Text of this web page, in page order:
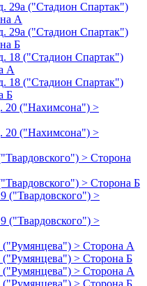
29а ("Стадион Спартак")
А
29а ("Стадион Спартак")
Б
18 ("Стадион Спартак")
А
18 ("Стадион Спартак")
Б
20 ("Нахимсона") >
20 ("Нахимсона") >
> Сторона
> Сторона Б
("Твардовского") >
("Твардовского") >
> Сторона А
> Сторона Б
> Сторона А
> Сторона Б